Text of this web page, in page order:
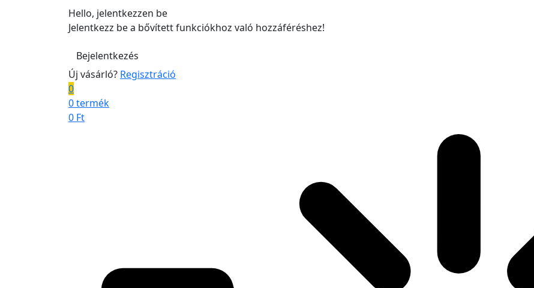
Hello, jelentkezzen be
Jelentkezz be a bővített funkciókhoz való hozzáféréshez!
Bejelentkezés
Új vásárló? Regisztráció
0
0 termék
0 Ft